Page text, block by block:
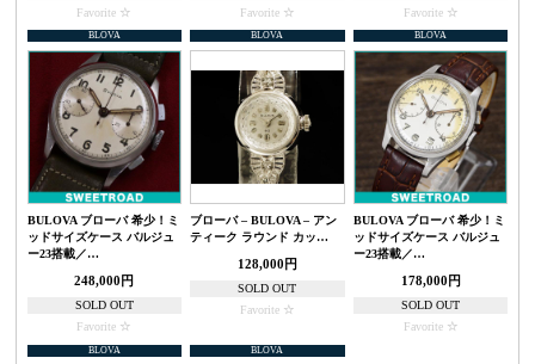
Favorite
Favorite
Favorite
BLOVA
BULOVA ブローバ 希少！ミ
ッドサイズケース バルジュ
ー23搭載／…
248,000円
SOLD OUT
Favorite
BLOVA
ブローバ – BULOVA – アン
ティーク ラウンド カッ…
128,000円
SOLD OUT
Favorite
BLOVA
BULOVA ブローバ 希少！ミ
ッドサイズケース バルジュ
ー23搭載／…
178,000円
SOLD OUT
Favorite
BLOVA BLOVA